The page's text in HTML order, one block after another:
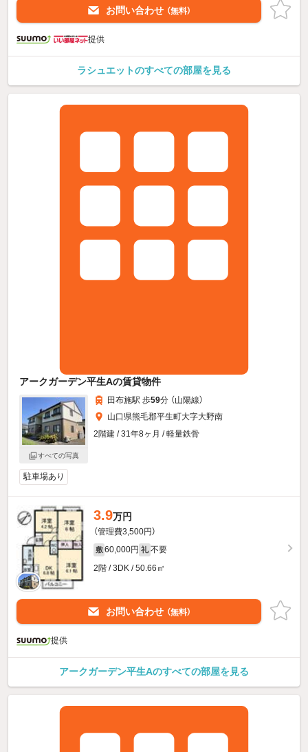
お問い合わせ （無料）
提供
ラシュエットのすべての部屋を見る
アークガーデン平生Aの賃貸物件
すべての写真
田布施駅 歩59分 （山陽線）
山口県熊毛郡平生町大字大野南
2階建 / 31年8ヶ月 / 軽量鉄骨
駐車場あり
3.9万円
（管理費3,500円）
敷 60,000円 礼 不要
2階 / 3DK / 50.66㎡
お問い合わせ （無料）
提供
アークガーデン平生Aのすべての部屋を見る